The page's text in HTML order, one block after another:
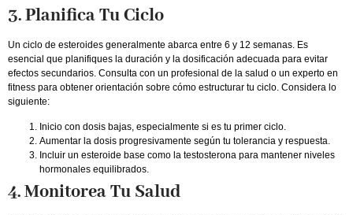
3. Planifica Tu Ciclo
Un ciclo de esteroides generalmente abarca entre 6 y 12 semanas. Es
esencial que planifiques la duración y la dosificación adecuada para evitar
efectos secundarios. Consulta con un profesional de la salud o un experto en
fitness para obtener orientación sobre cómo estructurar tu ciclo. Considera lo
siguiente:
Inicio con dosis bajas, especialmente si es tu primer ciclo.
Aumentar la dosis progresivamente según tu tolerancia y respuesta.
Incluir un esteroide base como la testosterona para mantener niveles
hormonales equilibrados.
4. Monitorea Tu Salud